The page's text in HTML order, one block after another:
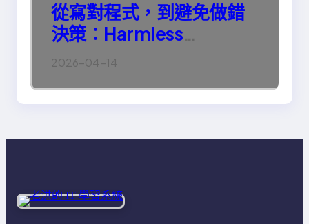
從寫對程式，到避免做錯
決策：Harmless
Engineering 的真正意義
2026-04-14